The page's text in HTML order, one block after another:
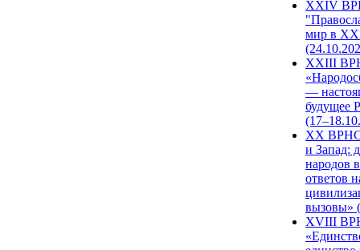
XXIV
мир в
XXIII
—
будущее
XX ВРНС
и Запад:
народов
ответов
вызовы»
XVIII